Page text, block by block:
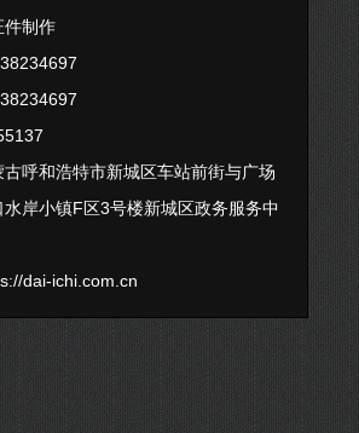
件制作
呼和浩特市新城区车站前街与广场
岸小镇F区3号楼新城区政务服务中
dai-ichi.com.cn